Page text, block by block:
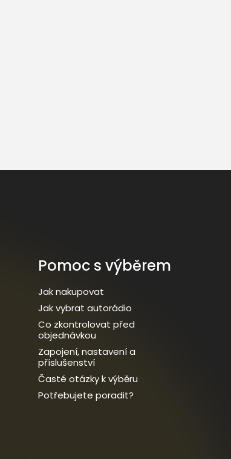
Pomoc s výběrem
Jak nakupovat
Jak vybrat autorádio
Co zkontrolovat před
objednávkou
Zapojení, nastavení a
příslušenství
Časté otázky k výběru
Potřebujete poradit?